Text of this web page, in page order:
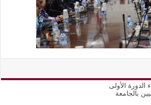
الدورة الأولى
بالجامعة